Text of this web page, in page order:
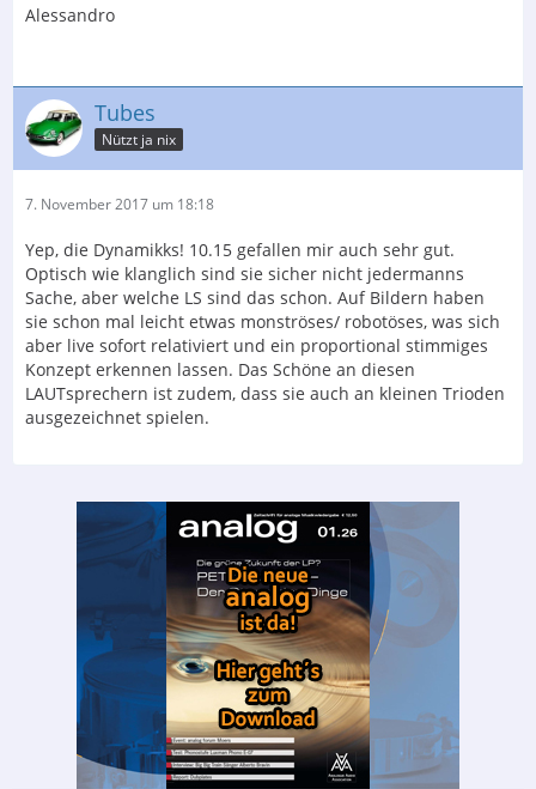
Alessandro
Tubes
Nützt ja nix
7. November 2017 um 18:18
Yep, die Dynamikks! 10.15 gefallen mir auch sehr gut.
Optisch wie klanglich sind sie sicher nicht jedermanns
Sache, aber welche LS sind das schon. Auf Bildern haben
sie schon mal leicht etwas monströses/ robotöses, was sich
aber live sofort relativiert und ein proportional stimmiges
Konzept erkennen lassen. Das Schöne an diesen
LAUTsprechern ist zudem, dass sie auch an kleinen Trioden
ausgezeichnet spielen.